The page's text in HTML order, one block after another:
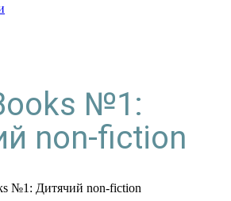
№1:
non-fiction